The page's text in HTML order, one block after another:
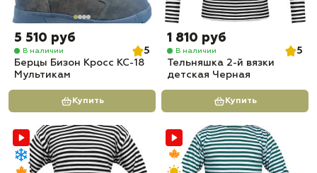
5 510 руб
В наличии
5
Берцы Бизон Кросс КС-18
Мультикам
Купить
1 810 руб
В наличии
5
Тельняшка 2-й вязки
детская Черная
Купить